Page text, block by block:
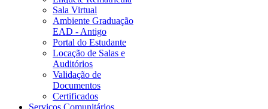
Sala Virtual
Ambiente Graduação
EAD - Antigo
Portal do Estudante
Locação de Salas e
Auditórios
Validação de
Documentos
Certificados
Serviços Comunitários